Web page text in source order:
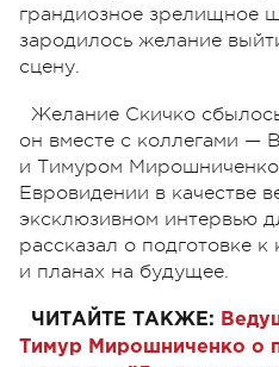
грандиозное зрелищное
зародилось желание
сцену.
Желание Скичко
он вместе с коллегами —
и Тимуром
Евровидении в качестве
эксклюзивном интервью
рассказал о подготовке
и планах на будущее.
ЧИТАЙТЕ ТАКЖЕ:
Тимур Мирошниченко о